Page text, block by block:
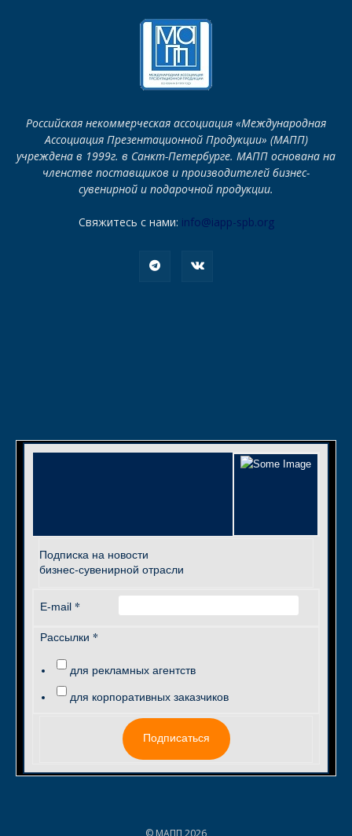
Российская некоммерческая ассоциация «Международная
Ассоциация Презентационной Продукции» (МАПП)
учреждена в 1999г. в Санкт-Петербурге. МАПП основана на
членстве поставщиков и производителей бизнес-
сувенирной и подарочной продукции.
Свяжитесь с нами: info@iapp-spb.org
Подписка на новости
бизнес-сувенирной отрасли
E-mail *
Рассылки *
для рекламных агентств
для корпоративных заказчиков
Подписаться
© МАПП 2026